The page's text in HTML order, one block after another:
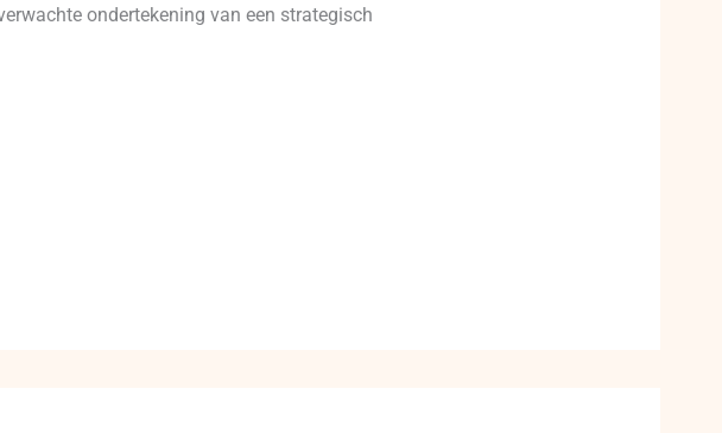
ondertekening van een strategisch